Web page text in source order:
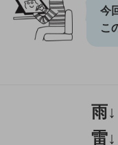
今
こ
雨
雷